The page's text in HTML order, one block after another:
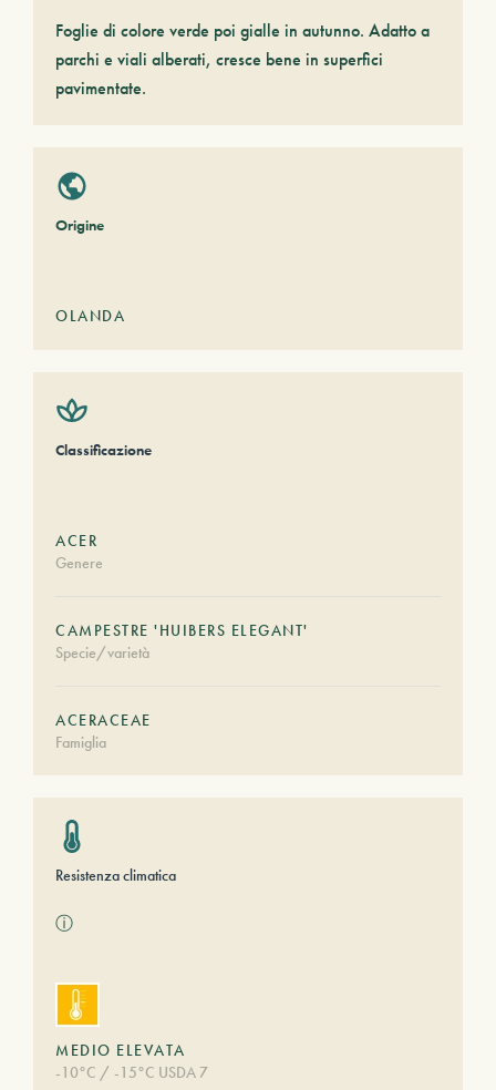
Foglie di colore verde poi gialle in autunno. Adatto a
parchi e viali alberati, cresce bene in superfici
pavimentate.
Origine
OLANDA
Classificazione
ACER
Genere
CAMPESTRE 'HUIBERS ELEGANT'
Specie/varietà
ACERACEAE
Famiglia
Resistenza climatica
ⓘ
MEDIO ELEVATA
-10°C / -15°C USDA 7